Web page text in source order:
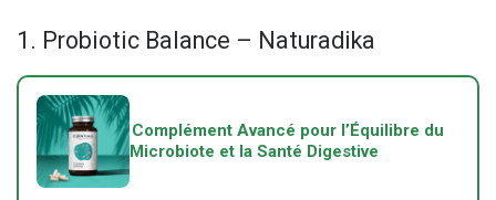
1. Probiotic Balance – Naturadika
Complément Avancé pour l’Équilibre du
Microbiote et la Santé Digestive